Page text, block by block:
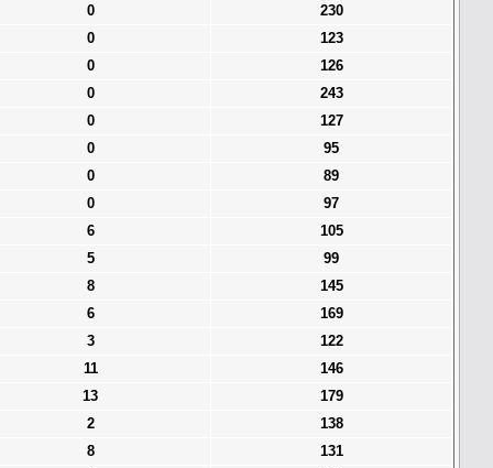
0
230
0
123
0
126
0
243
0
127
0
95
0
89
0
97
6
105
5
99
8
145
6
169
3
122
11
146
13
179
2
138
8
131